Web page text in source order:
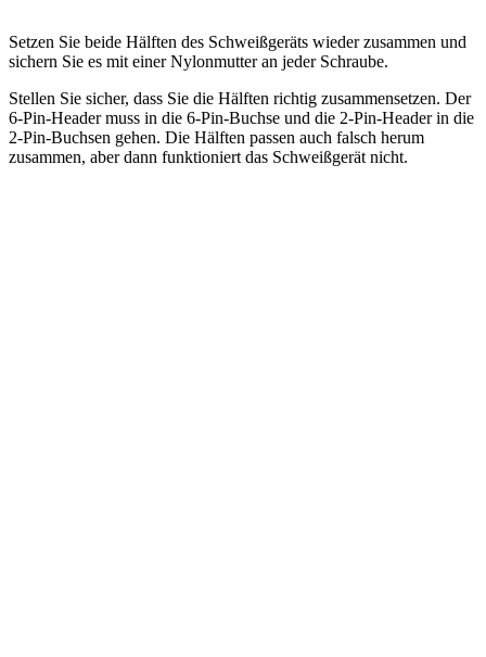
Setzen Sie beide Hälften des Schweißgeräts wieder zusammen und
sichern Sie es mit einer Nylonmutter an jeder Schraube.
Stellen Sie sicher, dass Sie die Hälften richtig zusammensetzen. Der
6-Pin-Header muss in die 6-Pin-Buchse und die 2-Pin-Header in die
2-Pin-Buchsen gehen. Die Hälften passen auch falsch herum
zusammen, aber dann funktioniert das Schweißgerät nicht.